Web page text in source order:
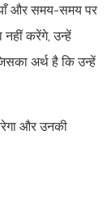
और समय-समय पर
नहीं करेंगे, उन्हें
अर्थ है कि उन्हें
और उनकी